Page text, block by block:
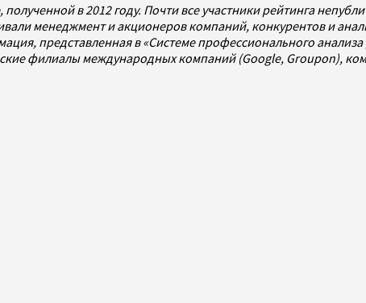
в 2012 году. Почти все участники рейтинга
менеджмент и акционеров компаний, конкурентов и
представленная в «Системе профессионального
филиалы международных компаний (Google, Groupon),